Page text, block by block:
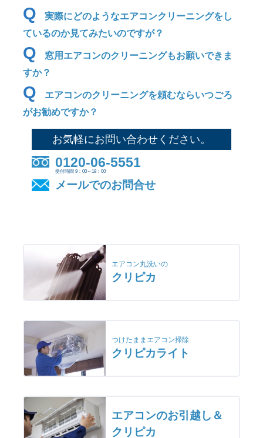
Q
実際にどのようなエアコンクリーニングをし
ているのか見てみたいのですが？
Q
窓用エアコンのクリーニングもお願いできま
すか？
Q
エアコンのクリーニングを頼むならいつごろ
がお勧めですか？
お気軽にお問い合わせください。
0120-06-5551
受付時間 9：00～18：00
メールでのお問合せ
エアコン丸洗いの
クリピカ
つけたままエアコン掃除
クリピカライト
エアコンのお引越し＆
クリピカ